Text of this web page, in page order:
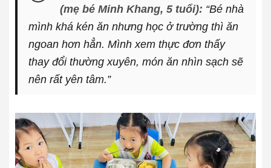
(mẹ bé Minh Khang, 5 tuổi): “Bé nhà
mình khá kén ăn nhưng học ở trường thì ăn
ngoan hơn hẳn. Mình xem thực đơn thấy
thay đổi thường xuyên, món ăn nhìn sạch sẽ
nên rất yên tâm.”